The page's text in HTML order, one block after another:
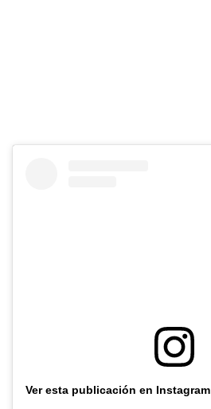
Ver esta publicación en Instagram